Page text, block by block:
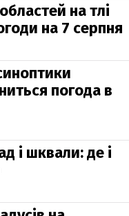
на тлі
на 7 серпня
погода в
і шквали: де і